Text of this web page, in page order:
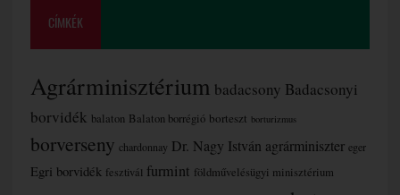
CÍMKÉK
Agrárminisztérium badacsony Badacsonyi
borvidék balaton Balaton borrégió borteszt borturizmus
borverseny chardonnay Dr. Nagy István agrárminiszter eger
Egri borvidék fesztivál furmint földművelésügyi minisztérium